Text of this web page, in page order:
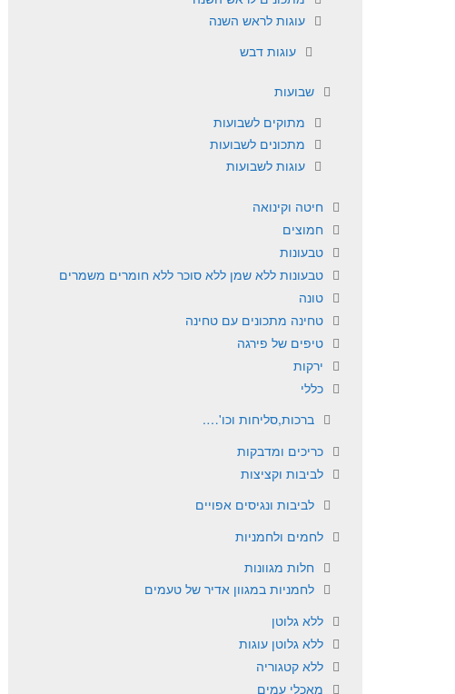
עוגות לראש השנה
עוגות דבש
שבועות
מתוקים לשבועות
מתכונים לשבועות
עוגות לשבועות
חיטה וקינואה
חמוצים
טבעונות
טבעונות ללא שמן ללא סוכר ללא חומרים משמרים
טונה
טחינה מתכונים עם טחינה
טיפים של פירגה
ירקות
כללי
ברכות,סליחות וכו'….
כריכים ומדבקות
לביבות וקציצות
לביבות ונגיסים אפויים
לחמים ולחמניות
חלות מגוונות
לחמניות במגוון אדיר של טעמים
ללא גלוטן
ללא גלוטן עוגות
ללא קטגוריה
מאכלי עמים